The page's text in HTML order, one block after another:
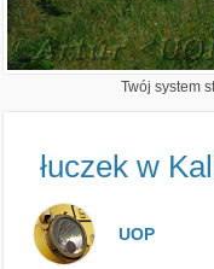
Twój system
łuczek w
UOP